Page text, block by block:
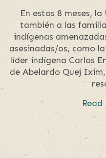
En estos 8 meses,
también a las
indígenas
asesinadas/os, como
líder indígena Carlos
de Abelardo Quej
Read